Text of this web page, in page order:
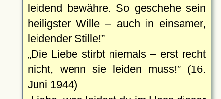
leidend bewähre. So geschehe sein
heiligster Wille – auch in einsamer,
leidender Stille!
Die Liebe stirbt niemals – erst recht
nicht, wenn sie leiden muss!
(16.
Juni 1944)